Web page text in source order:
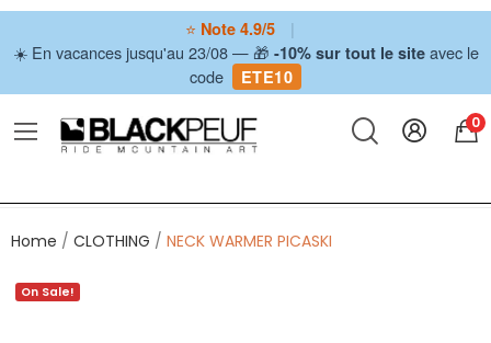
⭐ Note 4.9/5
|
☀️ En vacances jusqu'au 23/08 — 🎁 -10% sur tout le siteavec le
code
ETE10
0
Home CLOTHING NECK WARMER PICASKI
On Sale!